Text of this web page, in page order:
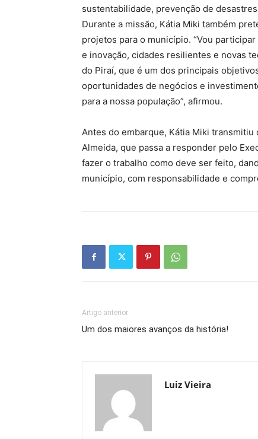
sustentabilidade, prevenção de
Durante a missão, Kátia Miki também
projetos para o município. “Vou
e inovação, cidades resilientes e novas
do Piraí, que é um dos principais
oportunidades de negócios e
para a nossa população”, afirmou.
Antes do embarque, Kátia Miki
Almeida, que passa a responder pelo
fazer o trabalho como deve ser feito,
município, com responsabilidade e
Artigo anterior
Um dos maiores avanços da história!
Luiz Vieira